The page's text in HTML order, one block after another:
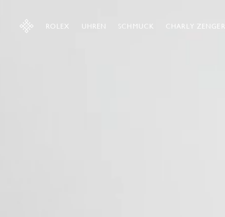
ROLEX UHREN SCHMUCK CHARLY ZENGER